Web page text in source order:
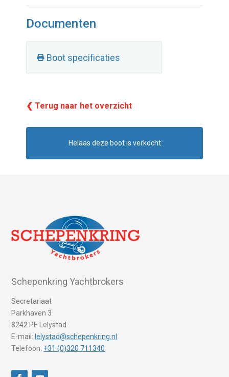
Documenten
Boot specificaties
❮ Terug naar het overzicht
Helaas deze boot is verkocht
Schepenkring Yachtbrokers
Secretariaat
Parkhaven 3
8242 PE Lelystad
E-mail: lelystad@schepenkring.nl
Telefoon: +31 (0)320 711340